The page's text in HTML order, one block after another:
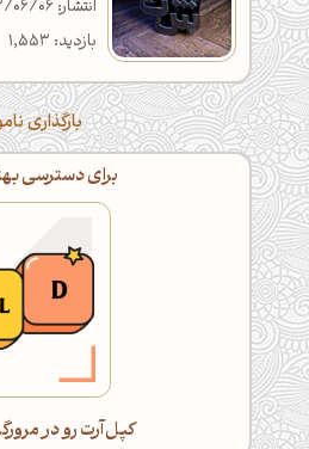
انتشار: 1403/06/06
بازدید: 1,553
بارگذاری
برای دسترسی
کپل‌آرت رو در